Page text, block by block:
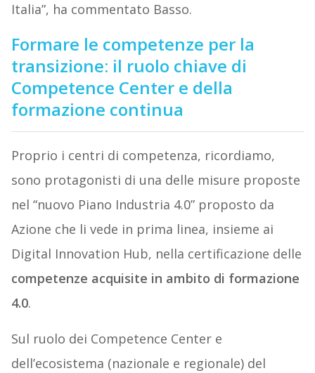
Italia”, ha commentato Basso.
Formare le competenze per la
transizione: il ruolo chiave di
Competence Center e della
formazione continua
Proprio i centri di competenza, ricordiamo,
sono protagonisti di una delle misure proposte
nel “nuovo Piano Industria 4.0” proposto da
Azione che li vede in prima linea, insieme ai
Digital Innovation Hub, nella certificazione delle
competenze acquisite in ambito di formazione
4.0.
Sul ruolo dei Competence Center e
dell’ecosistema (nazionale e regionale) del